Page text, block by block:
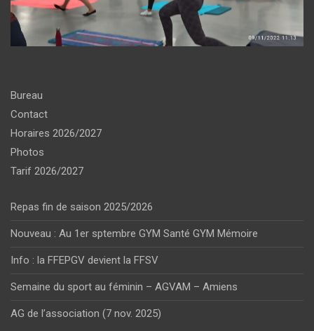
Bureau
Contact
Horaires 2026/2027
Photos
Tarif 2026/2027
Repas fin de saison 2025/2026
Nouveau : Au 1er sptembre GYM Santé GYM Mémoire
Info : la FFEPGV devient la FFSV
Semaine du sport au féminin – AGVAM – Amiens
AG de l’association (7 nov. 2025)